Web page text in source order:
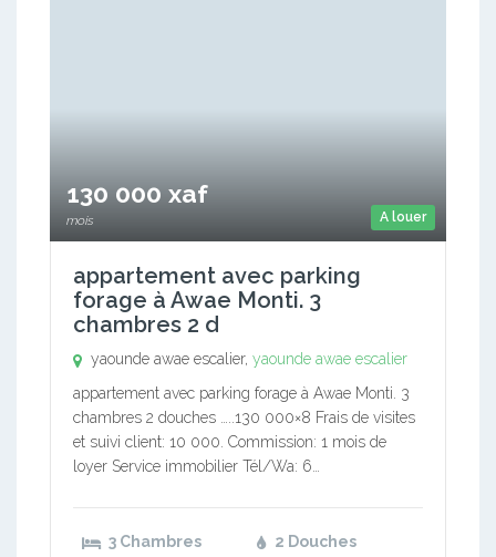
A louer
130 000 xaf
mois
appartement avec parking
forage à Awae Monti. 3
chambres 2 d
yaounde awae escalier, yaounde awae escalier
appartement avec parking forage à Awae Monti. 3
chambres 2 douches …..130 000×8 Frais de visites
et suivi client: 10 000. Commission: 1 mois de
loyer Service immobilier Tél/Wa: 6…
3 Chambres 2 Douches